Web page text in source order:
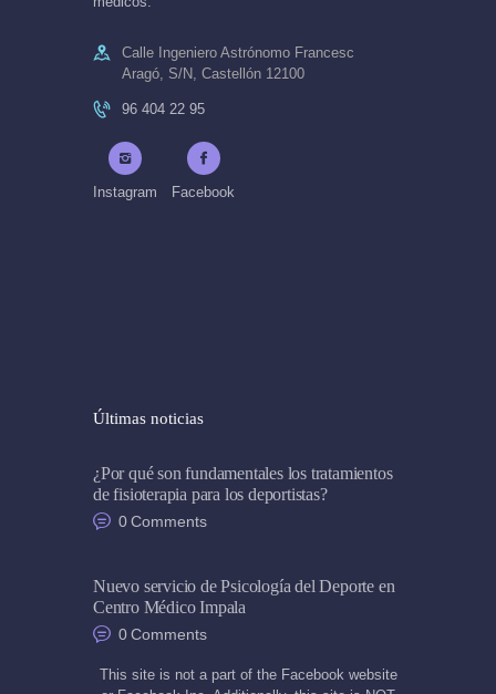
Calle Ingeniero Astrónomo Francesc
Aragó, S/N, Castellón 12100
96 404 22 95
Instagram Facebook
Últimas noticias
¿Por qué son fundamentales los tratamientos
de fisioterapia para los deportistas?
0 Comments
Nuevo servicio de Psicología del Deporte en
Centro Médico Impala
0 Comments
This site is not a part of the Facebook website